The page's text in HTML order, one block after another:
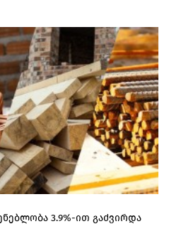
3.9%-ით გაძვირდა